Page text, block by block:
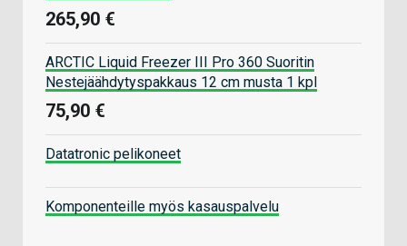
265,90 €
ARCTIC Liquid Freezer III Pro 360 Suoritin
Nestejäähdytyspakkaus 12 cm musta 1 kpl
75,90 €
Datatronic pelikoneet
Komponenteille myös kasauspalvelu